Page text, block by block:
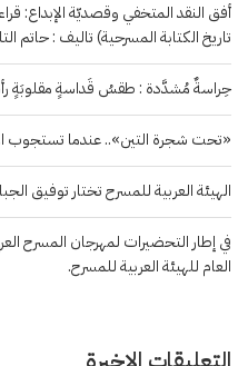
أفق النقد المتخفي وقصديّة الإبداع:
تاريخ الكتابة المسرحية) تاليف : حاتم
حِراسةٌ مُشدَّدة : طقسُ قَداسةٍ مقلوبَةٍ
«تحت شجرة التين».. عندما تستجوب
الهيئة العربية للمسرح تختار توفيق
في إطار التحضيرات لمهرجان المسرح
العام للهيئة العربية للمسرح.